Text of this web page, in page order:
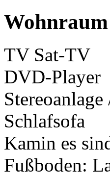
Wohnraum
TV Sat-TV
DVD-Player
Schlafsofa
Kamin es
Fußboden: